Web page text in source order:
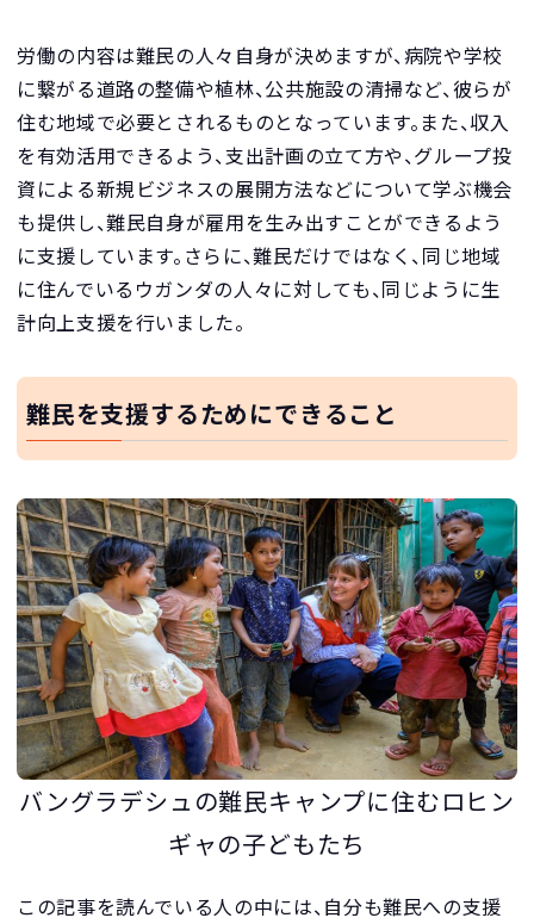
労働の内容は難民の人々自身が決めますが、病院や学校
に繋がる道路の整備や植林、公共施設の清掃など、彼らが
住む地域で必要とされるものとなっています。また、収入
を有効活用できるよう、支出計画の立て方や、グループ投
資による新規ビジネスの展開方法などについて学ぶ機会
も提供し、難民自身が雇用を生み出すことができるよう
に支援しています。さらに、難民だけではなく、同じ地域
に住んでいるウガンダの人々に対しても、同じように生
計向上支援を行いました。
難民を支援するためにできること
バングラデシュの難民キャンプに住むロヒン
ギャの子どもたち
この記事を読んでいる人の中には、自分も難民への支援